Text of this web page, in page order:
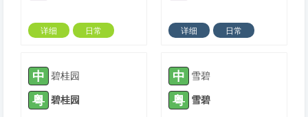
详细
日常
详细
日常
中 碧桂园
粤 碧桂园
中 雪碧
粤 雪碧